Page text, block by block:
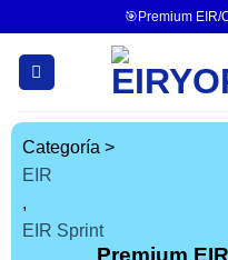
🎯Premium EIR/
Categoría >
EIR
,
EIR Sprint
Premium